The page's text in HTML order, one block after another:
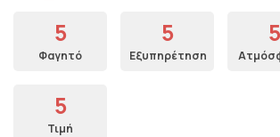
5
Φαγητό
5
Εξυπηρέτηση
5
5
Τιμή